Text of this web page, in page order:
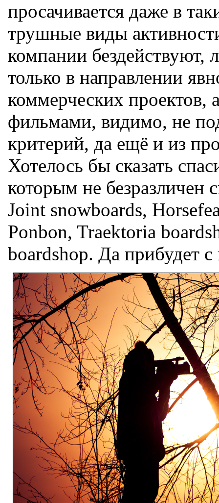
просачивается даже в
трушные виды
компании бездействуют,
только в направлении
коммерческих проектов,
фильмами, видимо, не
критерий, да ещё и из
Хотелось бы сказать
которым не безразличен
Joint snowboards,
Ponbon, Traektoria
boardshop. Да прибудет